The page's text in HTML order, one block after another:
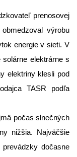
prenosovej
výrobu
energie v sieti. V
elektrárne s
elektriny klesli pod
TASR podľa
počas slnečných
nižšia. Najväčšie
dočasne